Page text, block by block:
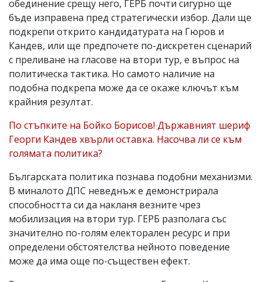
обединение срещу него, ГЕРБ почти сигурно ще
бъде изправена пред стратегически избор. Дали ще
подкрепи открито кандидатурата на Гюров и
Кандев, или ще предпочете по-дискретен сценарий
с преливане на гласове на втори тур, е въпрос на
политическа тактика. Но самото наличие на
подобна подкрепа може да се окаже ключът към
крайния резултат.
По стъпките на Бойко Борисов! Държавният шериф
Георги Кандев хвърли оставка. Насочва ли се към
голямата политика?
Българската политика познава подобни механизми.
В миналото ДПС неведнъж е демонстрирала
способността си да накланя везните чрез
мобилизация на втори тур. ГЕРБ разполага със
значително по-голям електорален ресурс и при
определени обстоятелства нейното поведение
може да има още по-съществен ефект.